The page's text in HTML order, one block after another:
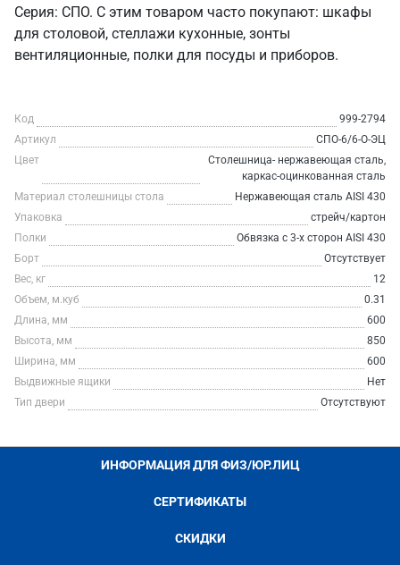
Серия: СПО. С этим товаром часто покупают: шкафы
для столовой, стеллажи кухонные, зонты
вентиляционные, полки для посуды и приборов.
Код
999-2794
Артикул
СПО-6/6-О-ЭЦ
Цвет
Столешница- нержавеющая сталь,
каркас-оцинкованная сталь
Материал столешницы стола
Нержавеющая сталь AISI 430
Упаковка
стрейч/картон
Полки
Обвязка с 3-х сторон AISI 430
Борт
Отсутствует
Вес, кг
12
Объем, м.куб
0.31
Длина, мм
600
Высота, мм
850
Ширина, мм
600
Выдвижные ящики
Нет
Тип двери
Отсутствуют
ИНФОРМАЦИЯ ДЛЯ ФИЗ/ЮР.ЛИЦ
СЕРТИФИКАТЫ
СКИДКИ